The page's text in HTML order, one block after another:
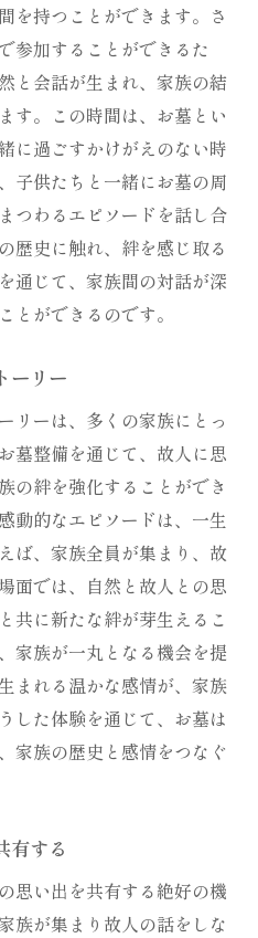
を持つことができます。さ
参加することができるた
と会話が生まれ、家族の結
す。この時間は、お墓とい
に過ごすかけがえのない時
子供たちと一緒にお墓の周
つわるエピソードを話し合
歴史に触れ、絆を感じ取る
通じて、家族間の対話が深
とができるのです。
ーリー
リーは、多くの家族にとっ
墓整備を通じて、故人に思
の絆を強化することができ
動的なエピソードは、一生
ば、家族全員が集まり、故
面では、自然と故人との思
共に新たな絆が芽生えるこ
家族が一丸となる機会を提
まれる温かな感情が、家族
した体験を通じて、お墓は
家族の歴史と感情をつなぐ
有する
思い出を共有する絶好の機
族が集まり故人の話をしな